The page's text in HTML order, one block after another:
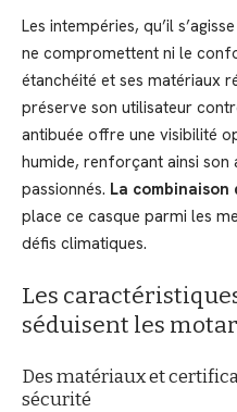
Les intempéries, qu’il
ne compromettent ni le
étanchéité et ses matériaux
préserve son utilisateur
antibuée offre une visibilité
humide, renforçant ainsi
passionnés. La
place ce casque parmi les
défis climatiques.
Les
séduisent les
Des matériaux et
sécurité